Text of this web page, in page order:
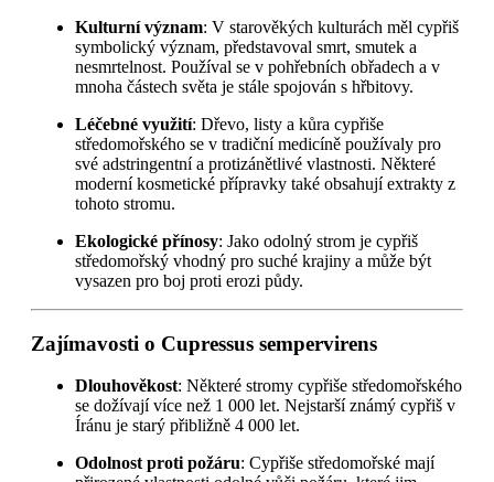
Kulturní význam: V starověkých kulturách měl cypřiš
symbolický význam, představoval smrt, smutek a
nesmrtelnost. Používal se v pohřebních obřadech a v
mnoha částech světa je stále spojován s hřbitovy.
Léčebné využití: Dřevo, listy a kůra cypřiše
středomořského se v tradiční medicíně používaly pro
své adstringentní a protizánětlivé vlastnosti. Některé
moderní kosmetické přípravky také obsahují extrakty z
tohoto stromu.
Ekologické přínosy: Jako odolný strom je cypřiš
středomořský vhodný pro suché krajiny a může být
vysazen pro boj proti erozi půdy.
Zajímavosti o Cupressus sempervirens
Dlouhověkost: Některé stromy cypřiše středomořského
se dožívají více než 1 000 let. Nejstarší známý cypřiš v
Íránu je starý přibližně 4 000 let.
Odolnost proti požáru: Cypřiše středomořské mají